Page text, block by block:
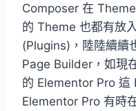
Composer 在
的 Theme 也都有放
(Plugins)，陸陸續續
Page Builder，如現
的 Elementor Pro 這
Elementor Pro 有時